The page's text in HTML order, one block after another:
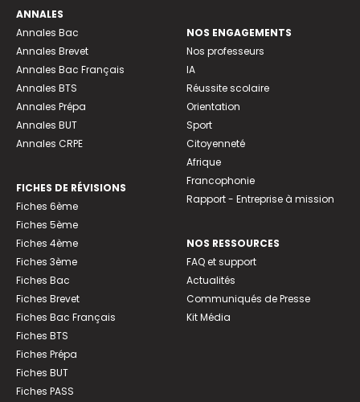
ANNALES
Annales Bac
Annales Brevet
Annales Bac Français
Annales BTS
Annales Prépa
Annales BUT
Annales CRPE
FICHES DE RÉVISIONS
Fiches 6ème
Fiches 5ème
Fiches 4ème
Fiches 3ème
Fiches Bac
Fiches Brevet
Fiches Bac Français
Fiches BTS
Fiches Prépa
Fiches BUT
Fiches PASS
NOS ENGAGEMENTS
Nos professeurs
IA
Réussite scolaire
Orientation
Sport
Citoyenneté
Afrique
Francophonie
Rapport - Entreprise à mission
NOS RESSOURCES
FAQ et support
Actualités
Communiqués de Presse
Kit Média